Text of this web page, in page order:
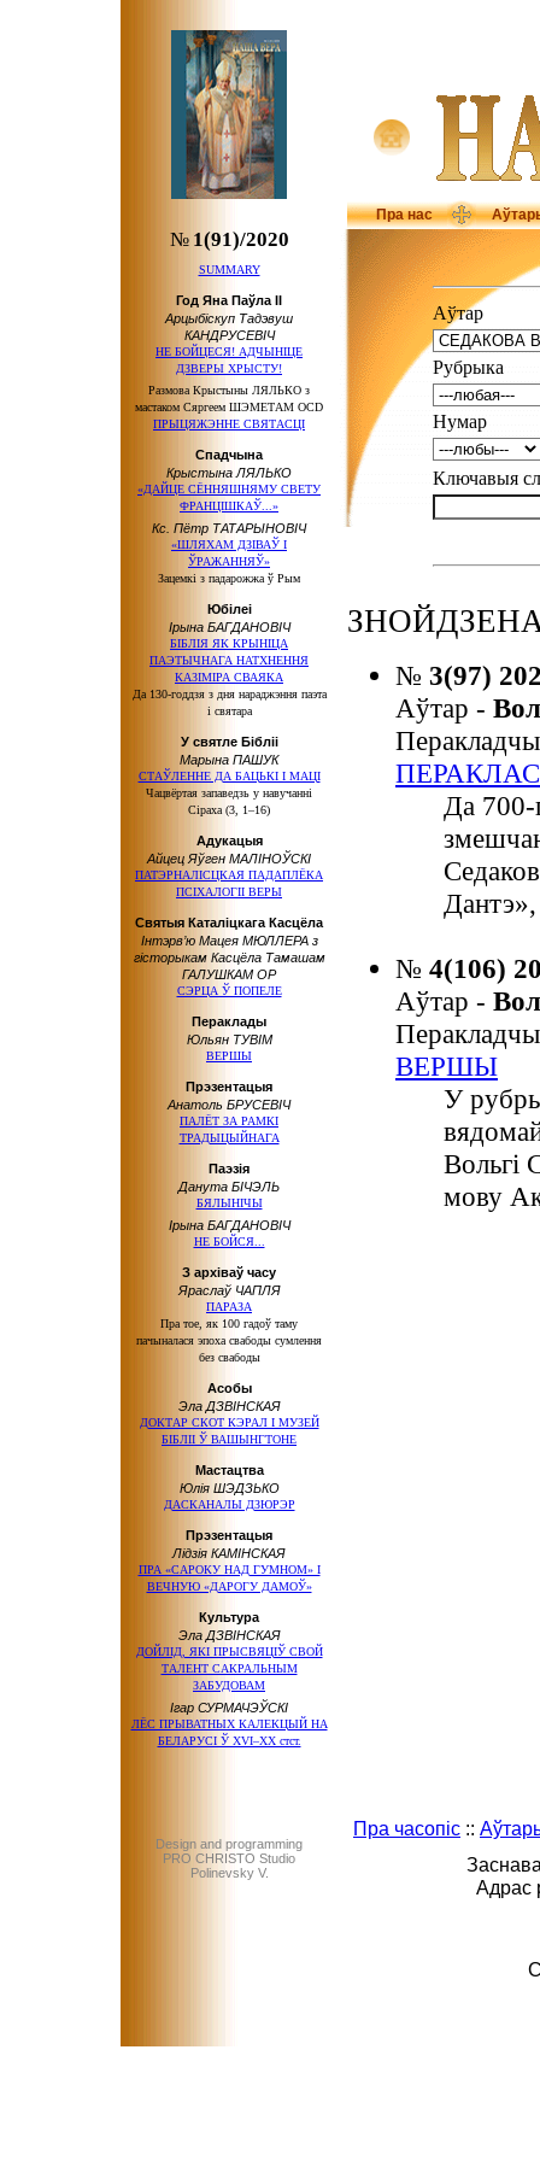
Пра нас
№ 1(91)/2020
SUMMARY
Год Яна Паўла ІІ
Арцыбіскуп Тадэвуш
КАНДРУСЕВІЧ
НЕ БОЙЦЕСЯ! АДЧЫНІЦЕ
ДЗВЕРЫ ХРЫСТУ!
Размова Крыстыны ЛЯЛЬКО з
мастаком Сяргеем ШЭМЕТАМ OCD
ПРЫЦЯЖЭННЕ СВЯТАСЦІ
Спадчына
Крыстына ЛЯЛЬКО
«ДАЙЦЕ СЁННЯШНЯМУ СВЕТУ
ФРАНЦІШКАЎ...»
Кс. Пётр ТАТАРЫНОВІЧ
«ШЛЯХАМ ДЗІВАЎ І
ЎРАЖАННЯЎ»
Зацемкі з падарожжа ў Рым
Юбілеі
Ірына БАГДАНОВІЧ
БІБЛІЯ ЯК КРЫНІЦА
ПАЭТЫЧНАГА НАТХНЕННЯ
КАЗІМІРА СВАЯКА
Да 130-годдзя з дня нараджэння паэта
і святара
У святле Бібліі
Марына ПАШУК
СТАЎЛЕННЕ ДА БАЦЬКІ І МАЦІ
Чацвёртая запаведзь у навучанні
Сіраха (3, 1–16)
Адукацыя
Айцец Яўген МАЛІНОЎСКІ
ПАТЭРНАЛІСЦКАЯ ПАДАПЛЁКА
ПСІХАЛОГІІ ВЕРЫ
Святыя Каталіцкага Касцёла
Інтэрв’ю Мацея МЮЛЛЕРА з
гісторыкам Касцёла Тамашам
ГАЛУШКАМ ОР
СЭРЦА Ў ПОПЕЛЕ
Пераклады
Юльян ТУВІМ
ВЕРШЫ
Прэзентацыя
Анатоль БРУСЕВІЧ
ПАЛЁТ ЗА РАМКІ
ТРАДЫЦЫЙНАГА
Паэзія
Данута БІЧЭЛЬ
БЯЛЫНІЧЫ
Ірына БАГДАНОВІЧ
НЕ БОЙСЯ...
З архіваў часу
Яраслаў ЧАПЛЯ
ПАРАЗА
Пра тое, як 100 гадоў таму
пачыналася эпоха свабоды сумлення
без свабоды
Асобы
Эла ДЗВІНСКАЯ
ДОКТАР СКОТ КЭРАЛ І МУЗЕЙ
БІБЛІІ Ў ВАШЫНГТОНЕ
Мастацтва
Юлія ШЭДЗЬКО
ДАСКАНАЛЫ ДЗЮРЭР
Прэзентацыя
Лідзія КАМІНСКАЯ
ПРА «САРОКУ НАД ГУМНОМ» І
ВЕЧНУЮ «ДАРОГУ ДАМОЎ»
Культура
Эла ДЗВІНСКАЯ
ДОЙЛІД, ЯКІ ПРЫСВЯЦІЎ СВОЙ
ТАЛЕНТ САКРАЛЬНЫМ
ЗАБУДОВАМ
Ігар СУРМАЧЭЎСКІ
ЛЁС ПРЫВАТНЫХ КАЛЕКЦЫЙ НА
БЕЛАРУСI Ў XVI–XX стст.
Аўтар
Рубрыка
Нумар
Ключавыя
№ 3(97)
Аўтар -
Да 700-
№ 4(106)
Аўтар -
ВЕРШЫ
У
Вольгі
мову
Design and programming
PRO CHRISTO Studio
Polinevsky V.
Пра часопіс ::
Адрас